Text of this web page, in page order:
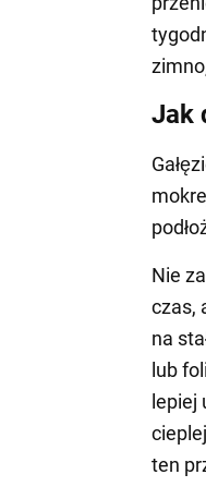
Jak
Nie
czas,
na
lub
lepiej
ten